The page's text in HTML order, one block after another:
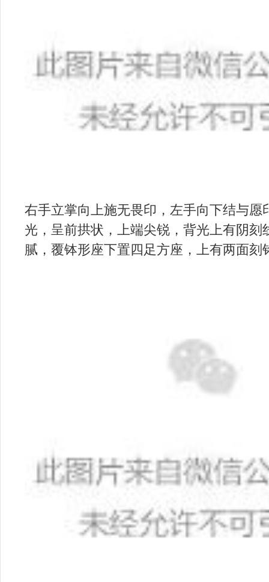
右手立掌向上施无畏印，左手向下结与愿
光，呈前拱状，上端尖锐，背光上有阴刻
腻，覆钵形座下置四足方座，上有两面刻